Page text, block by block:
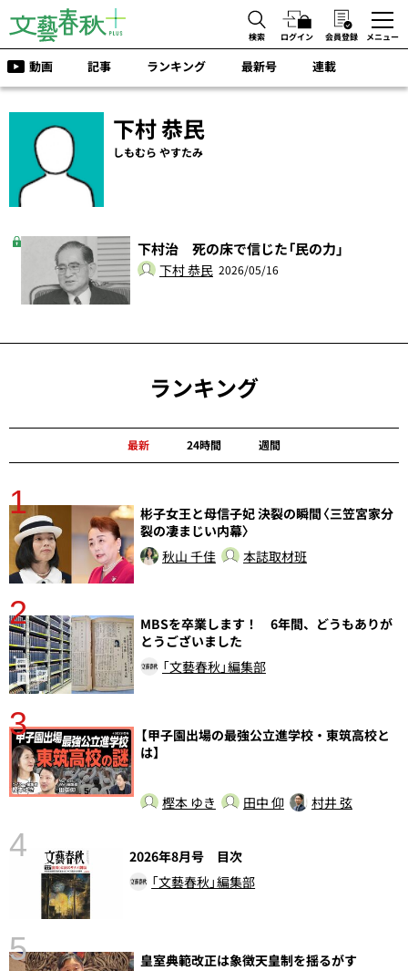
検索 ログイン 会員登録 メニュー
動画 記事 ランキング 最新号 連載
下村 恭民
しもむら やすたみ
下村治 死の床で信じた「民の力」
下村 恭民 2026/05/16
ランキング
最新 24時間 週間
1
彬子女王と母信子妃 決裂の瞬間〈三笠宮家分
裂の凄まじい内幕〉
秋山 千佳
本誌取材班
2
MBSを卒業します！ 6年間、どうもありが
とうございました
「文藝春秋」編集部
3
【甲子園出場の最強公立進学校・東筑高校と
は】
樫本 ゆき 田中 仰 村井 弦
4
2026年8月号 目次
「文藝春秋」編集部
5
皇室典範改正は象徴天皇制を揺るがす